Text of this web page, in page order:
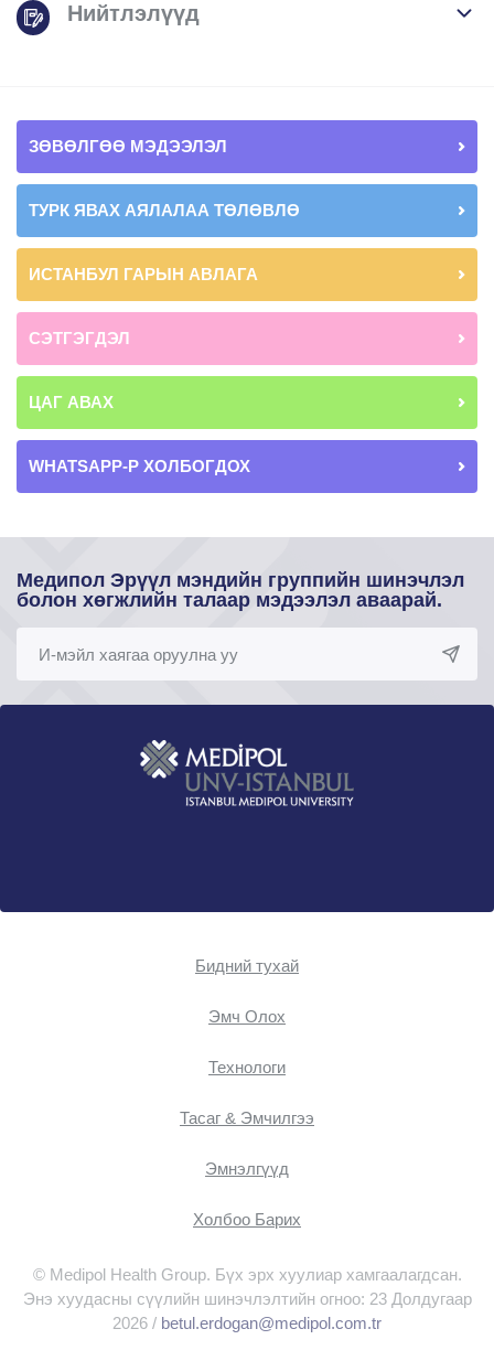
Нийтлэлүүд
ЗӨВӨЛГӨӨ МЭДЭЭЛЭЛ
ТУРК ЯВАХ АЯЛАЛАА ТӨЛӨВЛӨ
ИСТАНБУЛ ГАРЫН АВЛАГА
СЭТГЭГДЭЛ
ЦАГ АВАХ
WHATSAPP-Р ХОЛБОГДОХ
Медипол Эрүүл мэндийн группийн шинэчлэл
болон хөгжлийн талаар мэдээлэл аваарай.
Бидний тухай
Эмч Oлох
Технологи
Тасаг & Эмчилгээ
Эмнэлгүүд
Холбоо Барих
© Medipol Health Group. Бүх эрх хуулиар хамгаалагдсан.
Энэ хуудасны сүүлийн шинэчлэлтийн огноо: 23 Долдугаар
2026 / betul.erdogan@medipol.com.tr